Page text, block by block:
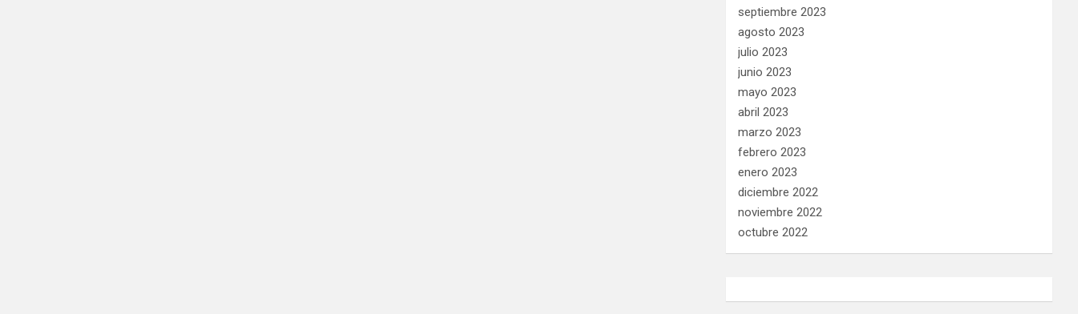
septiembre 2023
agosto 2023
julio 2023
junio 2023
mayo 2023
abril 2023
marzo 2023
febrero 2023
enero 2023
diciembre 2022
noviembre 2022
octubre 2022